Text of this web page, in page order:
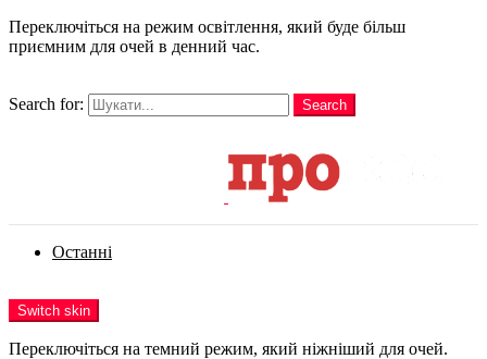
Переключіться на режим освітлення, який буде більш
приємним для очей в денний час.
Search for:
Search
Останні
Switch skin
Переключіться на темний режим, який ніжніший для очей.